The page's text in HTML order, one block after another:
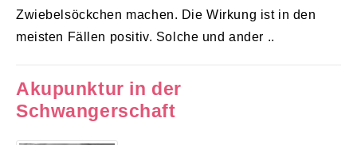
Zwiebelsöckchen machen. Die Wirkung ist in den
meisten Fällen positiv. Solche und ander ..
Akupunktur in der
Schwangerschaft